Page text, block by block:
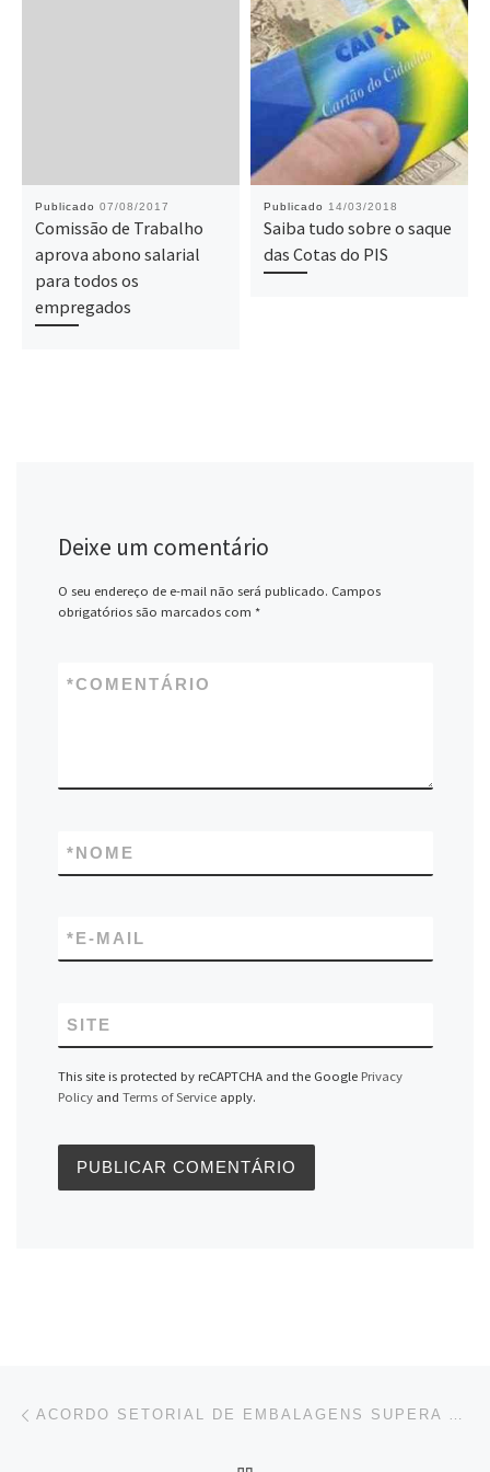
Publicado 07/08/2017
Comissão de Trabalho
aprova abono salarial
para todos os
empregados
Publicado 14/03/2018
Saiba tudo sobre o saque
das Cotas do PIS
Deixe um comentário
O seu endereço de e-mail não será publicado. Campos
obrigatórios são marcados com *
COMENTÁRIO
*
NOME
*
E-MAIL
*
SITE
This site is protected by reCAPTCHA and the Google Privacy
Policyand Terms of Serviceapply.
Navegação do post ACORDO SETORIAL DE EMBALAGENS SUPERA META